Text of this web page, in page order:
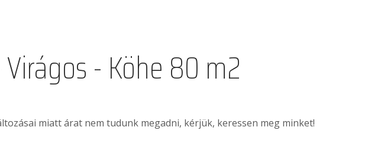
- Köhe 80 m2
miatt árat nem tudunk megadni, kérjük, keressen meg minket!